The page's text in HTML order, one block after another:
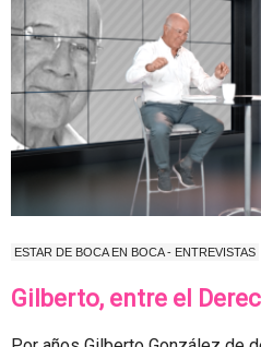
ESTAR DE BOCA EN BOCA - ENTREVISTAS
Gilberto, entre el